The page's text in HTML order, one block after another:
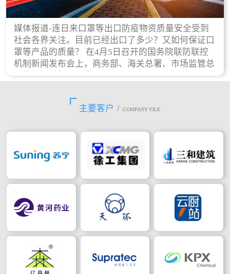
媒体报道-连日来口罩等出口防疫物资质量安全受到
社会各界关注。目前已经出口了多少？又如何保证口
罩等产品的质量？ 在4月5日召开的国务院联防联控
机制新闻发布会上，商务部、海关总署、市场监管总
局等部门进行了回应。
主要客户 / COMPANY FILE